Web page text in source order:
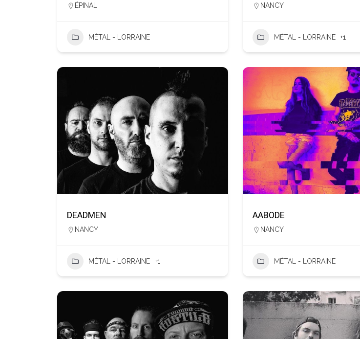
ÉPINAL
MÉTAL - LORRAINE
NANCY
MÉTAL - LORRAINE +1
DEADMEN
NANCY
MÉTAL - LORRAINE +1
AABODE
NANCY
MÉTAL - LORRAINE